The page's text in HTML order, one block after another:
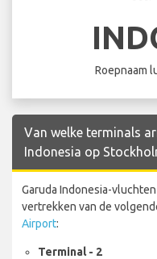
Roepnaam
Van welke terminals
Indonesia op
Garuda Indonesia-
vertrekken van de
Airport:
Terminal - 2